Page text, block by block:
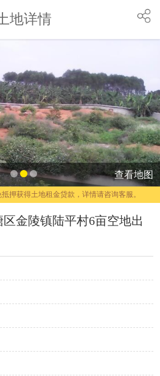
地详情
查看地图
押获得土地租金贷款，详情请咨询客服。
金陵镇陆平村6亩空地出